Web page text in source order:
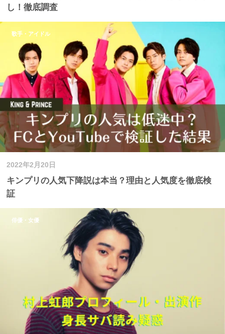
し！徹底調査
2022年2月20日
キンプリの人気下降説は本当？理由と人気度を徹底検
証
歌手・アイドル
俳優・女優